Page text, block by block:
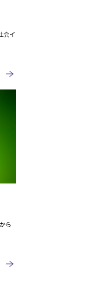
会イ
ら